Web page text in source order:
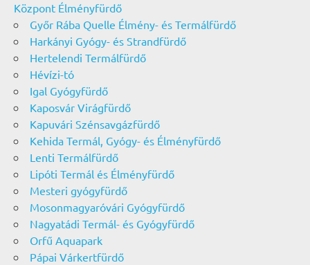
Központ Élményfürdő
Győr Rába Quelle Élmény- és Termálfürdő
Harkányi Gyógy- és Strandfürdő
Hertelendi Termálfürdő
Hévízi-tó
Igal Gyógyfürdő
Kaposvár Virágfürdő
Kapuvári Szénsavgázfürdő
Kehida Termál, Gyógy- és Élményfürdő
Lenti Termálfürdő
Lipóti Termál és Élményfürdő
Mesteri gyógyfürdő
Mosonmagyaróvári Gyógyfürdő
Nagyatádi Termál- és Gyógyfürdő
Orfű Aquapark
Pápai Várkertfürdő